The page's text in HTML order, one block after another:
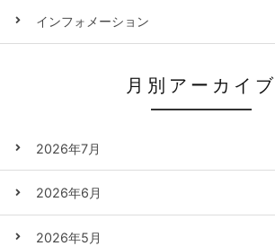
インフォメーション
月別アーカイブ
2026年7月
2026年6月
2026年5月